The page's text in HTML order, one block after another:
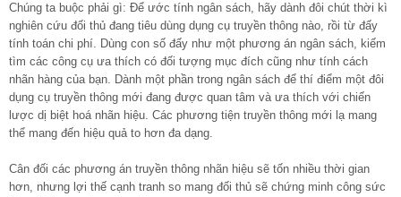
Chúng ta buộc phải gì: Để ước tính ngân sách, hãy dành đôi chút thời kì
nghiên cứu đối thủ đang tiêu dùng dụng cụ truyền thông nào, rồi từ đấy
tính toán chi phí. Dùng con số đấy như một phương án ngân sách, kiếm
tìm các công cụ ưa thích có đối tượng mục đích cũng như tính cách
nhãn hàng của bạn. Dành một phần trong ngân sách để thí điểm một đôi
dụng cụ truyền thông mới đang được quan tâm và ưa thích với chiến
lược dị biệt hoá nhãn hiệu. Các phương tiện truyền thông mới lạ mang
thể mang đến hiệu quả to hơn đa dạng.
Cân đối các phương án truyền thông nhãn hiệu sẽ tốn nhiều thời gian
hơn, nhưng lợi thế cạnh tranh so mang đối thủ sẽ chứng minh công sức